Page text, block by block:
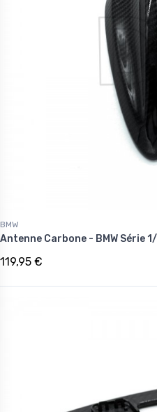
BMW
Antenne Carbone - BMW Série
119,95 €